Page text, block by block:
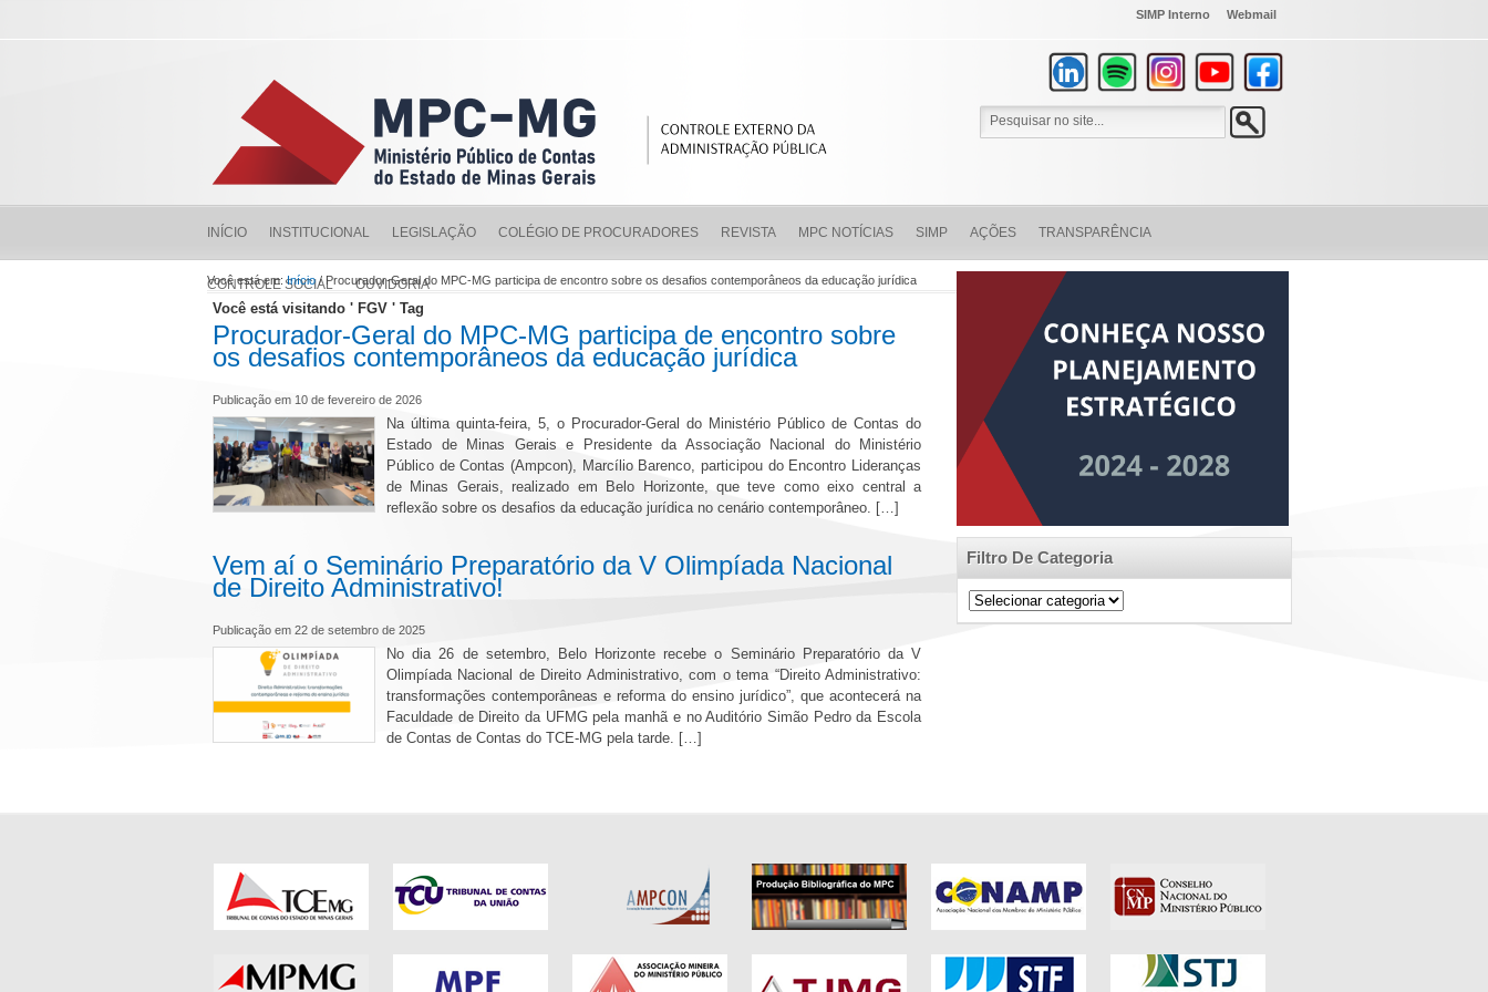
SIMP Interno Webmail
INÍCIO INSTITUCIONAL LEGISLAÇÃO COLÉGIO DE PROCURADORES REVISTA MPC NOTÍCIAS SIMP AÇÕES TRANSPARÊNCIA
CONTROLE SOCIAL OUVIDORIA
Filtro De Categoria
Filtro
Você está em:Início/ Procurador-Geral do MPC-MG participa de encontro sobre os desafios contemporâneos da educação jurídica
Você está visitando ' FGV ' Tag
Procurador-Geral do MPC-MG participa de encontro sobre
os desafios contemporâneos da educação jurídica
Publicação em 10 de fevereiro de 2026
Na última quinta-feira, 5, o Procurador-Geral do Ministério Público de Contas do
Estado de Minas Gerais e Presidente da Associação Nacional do Ministério
Público de Contas (Ampcon), Marcílio Barenco, participou do Encontro Lideranças
de Minas Gerais, realizado em Belo Horizonte, que teve como eixo central a
reflexão sobre os desafios da educação jurídica no cenário contemporâneo. […]
Vem aí o Seminário Preparatório da V Olimpíada Nacional
de Direito Administrativo!
Publicação em 22 de setembro de 2025
No dia 26 de setembro, Belo Horizonte recebe o Seminário Preparatório da V
Olimpíada Nacional de Direito Administrativo, com o tema “Direito Administrativo:
transformações contemporâneas e reforma do ensino jurídico”, que acontecerá na
Faculdade de Direito da UFMG pela manhã e no Auditório Simão Pedro da Escola
de Contas de Contas do TCE-MG pela tarde. […]